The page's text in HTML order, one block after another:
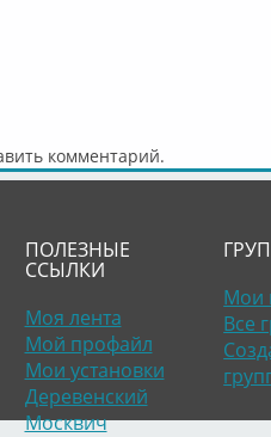
комментарий.
ПОЛЕЗНЫЕ
ССЫЛКИ
Моя лента
Мой профайл
Мои установки
Деревенский
Москвич
Мои
Все